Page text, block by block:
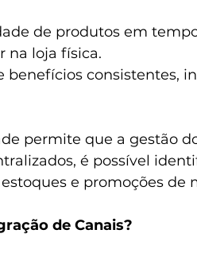
de produtos em
na loja física.
benefícios consistentes,
permite que a gestão
é possível
e promoções de
de Canais?